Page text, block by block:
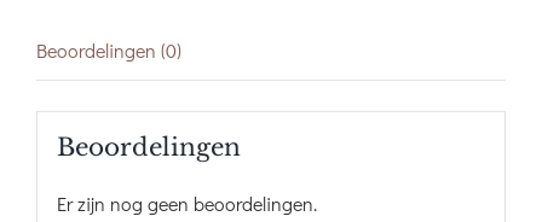
Beoordelingen (0)
Beoordelingen
Er zijn nog geen beoordelingen.